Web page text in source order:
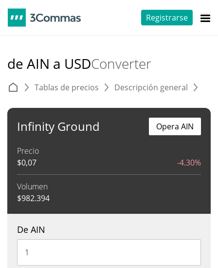
Registrarse
de AIN a USDConverter
Tablas de precios Descripción general
Infinity Ground
Precio
$0,07 -4.30%
Volumen
$982.394
Opera AIN
De AIN